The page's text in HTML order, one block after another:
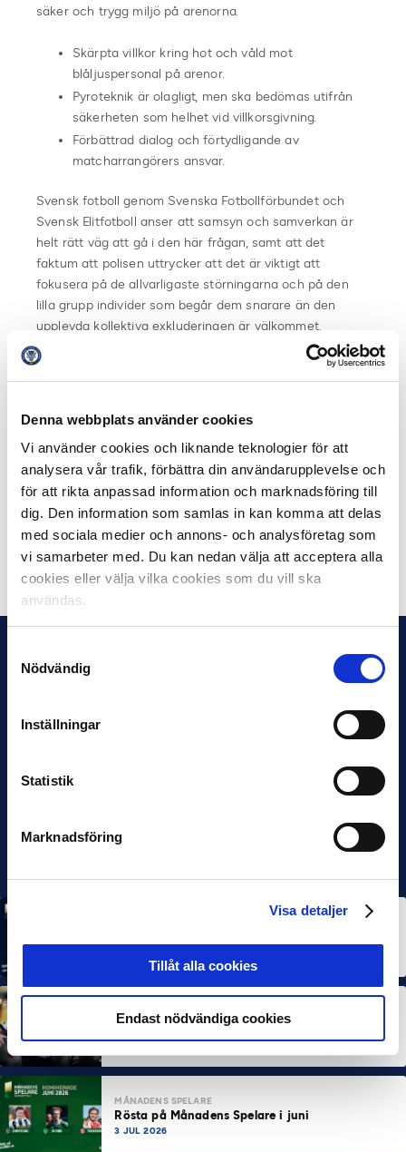
Denna webbplats använder cookies
Vi använder cookies och liknande teknologier för att
analysera vår trafik, förbättra din användarupplevelse och
för att rikta anpassad information och marknadsföring till
dig. Den information som samlas in kan komma att delas
med sociala medier och annons- och analysföretag som
vi samarbeter med. Du kan nedan välja att acceptera alla
cookies eller välja vilka cookies som du vill ska
användas.
Nödvändig
Inställningar
Statistik
Marknadsföring
Visa detaljer
Tillåt alla cookies
Endast nödvändiga cookies
säker och trygg miljö på arenorna.
Skärpta villkor kring hot och våld mot
blåljuspersonal på arenor.
Pyroteknik är olagligt, men ska bedömas utifrån
säkerheten som helhet vid villkorsgivning.
Förbättrad dialog och förtydligande av
matcharrangörers ansvar.
Svensk fotboll genom Svenska Fotbollförbundet och
Svensk Elitfotboll anser att samsyn och samverkan är
helt rätt väg att gå i den här frågan, samt att det
faktum att polisen uttrycker att det är viktigt att
fokusera på de allvarligaste störningarna och på den
lilla grupp individer som begår dem snarare än den
upplevda kollektiva exkluderingen är välkommet.
Förslaget till ny handbok för villkorsgivning av
Svenska Fotbollförbundet
Svensk Elitfotboll
Läs polisens kommunikation här
Dela på Facebook Dela på Twitter
MÅNADENS SPELARE MÅNADENS TRÄNARE
Dubbla Landskrona-priser när juni summeras
10 JUL 2026
MÅNADENS SPELARE
Rösta på Månadens Spelare i juni
3 JUL 2026